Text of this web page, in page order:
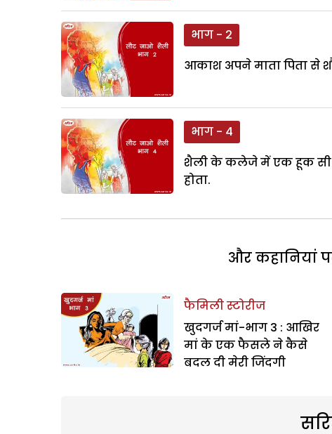
भाग - 2
आकाश अपने माता पिता से
भाग - 4
शैली के कलेजे में एक हूक सी
होता.
और कहानियां
फैमिली स्टोरीज
खुदगर्ज मां-भाग 3 : आखिर
मां के एक फैसले ने कैसे
बदल दी मेरी जिंदगी